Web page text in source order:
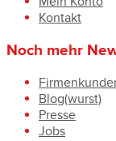
Kontakt
Noch mehr
Blog(wurst)
Presse
Jobs